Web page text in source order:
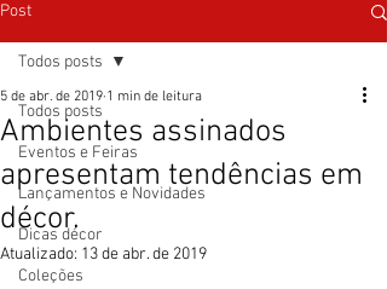
Post
Todos posts
Eventos e Feiras
Lançamentos e Novidades
Dicas décor
Coleções
Todos posts
Ambientes assinados
apresentam tendências em
décor.
5 de abr. de 2019 1 min de leitura
Atualizado: 13 de abr. de 2019